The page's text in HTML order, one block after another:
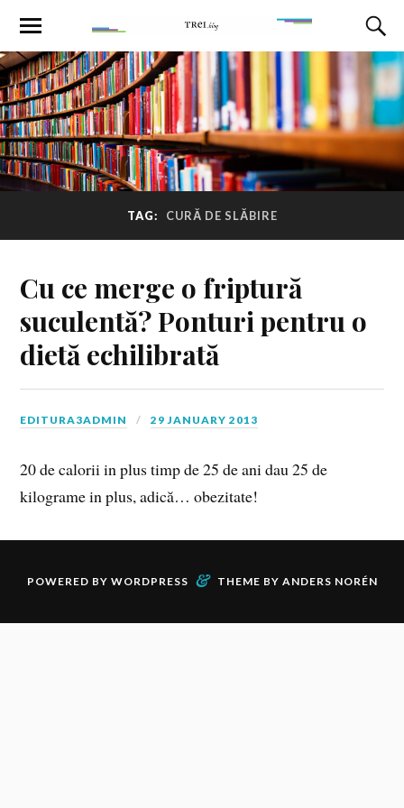
TAG: CURĂ DE SLĂBIRE
Cu ce merge o friptură
suculentă? Ponturi pentru o
dietă echilibrată
EDITURA3ADMIN 29 JANUARY 2013
20 de calorii in plus timp de 25 de ani dau 25 de
kilograme in plus, adică… obezitate!
POWERED BY WORDPRESS & THEME BY ANDERS NORÉN